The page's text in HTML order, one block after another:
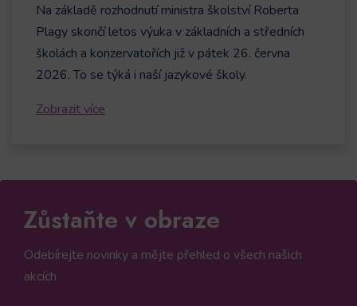
Na základě rozhodnutí ministra školství Roberta
Plagy skončí letos výuka v základních a středních
školách a konzervatořích již v pátek 26. června
2026. To se týká i naší jazykové školy.
Zobrazit více
Zůstaňte v obraze
Odebírejte novinky a mějte přehled o všech našich
akcích